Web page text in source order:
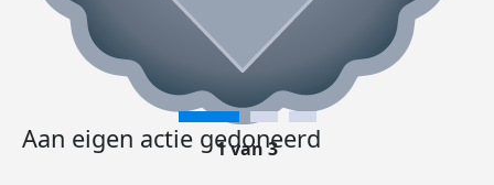
Aan eigen actie gedoneerd
1 van 3